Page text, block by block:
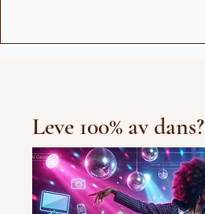
Fresh new set choreo
Leve 100% av dans?